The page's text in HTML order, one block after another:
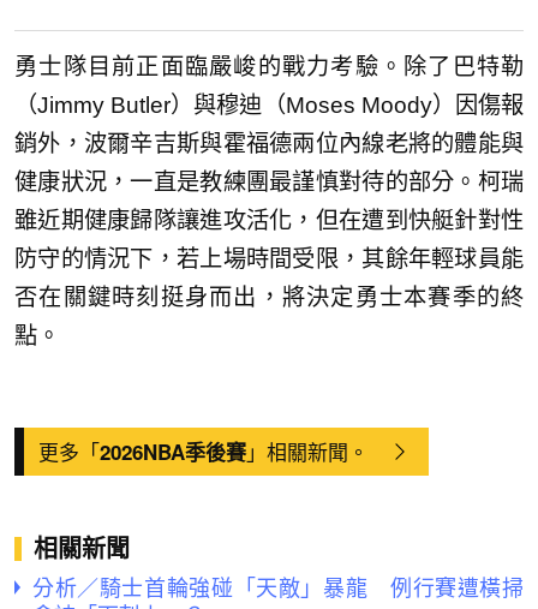
勇士隊目前正面臨嚴峻的戰力考驗。除了巴特勒
（Jimmy Butler）與穆迪（Moses Moody）因傷報
銷外，波爾辛吉斯與霍福德兩位內線老將的體能與
健康狀況，一直是教練團最謹慎對待的部分。柯瑞
雖近期健康歸隊讓進攻活化，但在遭到快艇針對性
防守的情況下，若上場時間受限，其餘年輕球員能
否在關鍵時刻挺身而出，將決定勇士本賽季的終
點。
更多「2026NBA季後賽」相關新聞。
相關新聞
分析／騎士首輪強碰「天敵」暴龍 例行賽遭橫掃